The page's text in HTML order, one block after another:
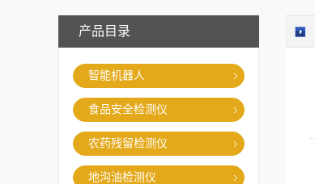
产品目录
智能机器人
食品安全检测仪
农药残留检测仪
地沟油检测仪